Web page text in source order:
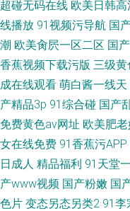
超碰无码在线 欧美日韩
线播放 91视频污导航 国
潮 欧美肏屄一区二区 国
香蕉视频下载污版 三级黄
成在线观看 萌白酱一线天
产精品3p 91综合碰 国产
免费黄色av网址 欧美肥老
女在线免费 91香蕉污APP
日成人 精品福利 91天堂
产www视频 国产粉嫩 国
色片 变态另态另类2 91李